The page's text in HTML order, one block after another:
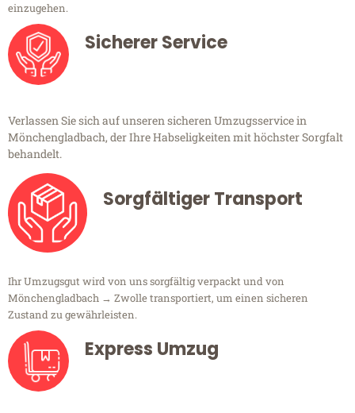
einzugehen.
Sicherer Service
Verlassen Sie sich auf unseren sicheren Umzugsservice in
Mönchengladbach, der Ihre Habseligkeiten mit höchster Sorgfalt
behandelt.
Sorgfältiger Transport
Ihr Umzugsgut wird von uns sorgfältig verpackt und von
Mönchengladbach → Zwolle transportiert, um einen sicheren
Zustand zu gewährleisten.
Express Umzug